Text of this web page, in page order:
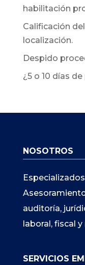
habilitación
Calificación
localización.
Despido
¿5 o 10 días
NOSOTROS
auditoría,
laboral, fiscal
SERVICIOS